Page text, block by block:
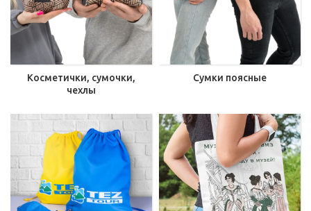
Косметички, сумочки,
чехлы
Сумки поясные